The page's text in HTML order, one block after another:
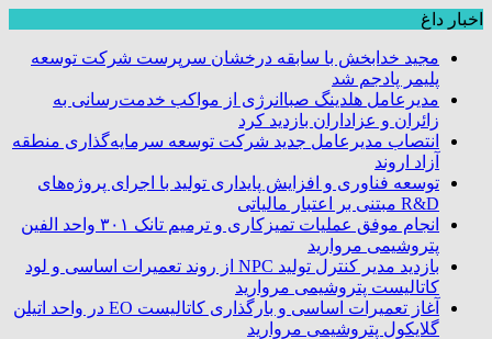
اخبار داغ
مجید خدابخش با سابقه درخشان سرپرست شرکت توسعه
پلیمر پادجم شد
مدیرعامل هلدینگ صباانرژی از مواکب خدمت‌رسانی به
زائران و عزاداران بازدید کرد
انتصاب مدیرعامل جدید شرکت توسعه سرمایه‌گذاری منطقه
آزاد اروند
توسعه فناوری و افزایش پایداری تولید با اجرای پروژه‌های
R&D مبتنی بر اعتبار مالیاتی
انجام موفق عملیات تمیزکاری و ترمیم تانک ۳۰۱ واحد الفین
پتروشیمی مروارید
بازدید مدیر کنترل تولید NPC از روند تعمیرات اساسی و لود
کاتالیست پتروشیمی مروارید
آغاز تعمیرات اساسی و بارگذاری کاتالیست EO در واحد اتیلن
گلایکول پتروشیمی مروارید